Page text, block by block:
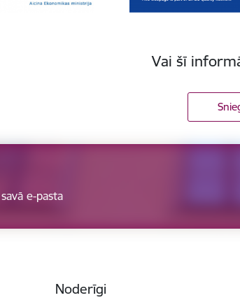
Vai šī
e-pasta
Noderīgi